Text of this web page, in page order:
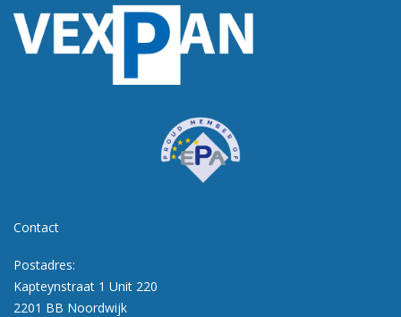
Contact
Postadres:
Kapteynstraat 1 Unit 220
2201 BB Noordwijk